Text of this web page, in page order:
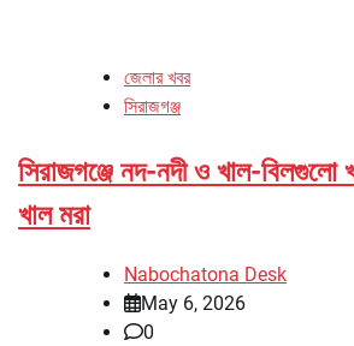
জেলার খবর
সিরাজগঞ্জ
সিরাজগঞ্জে নদ-নদী ও খাল-বিলগুলো
খাল মরা
Nabochatona Desk
May 6, 2026
0